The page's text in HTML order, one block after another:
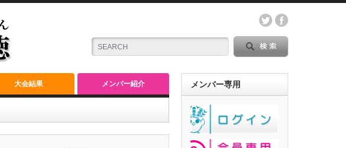
大会結果 メンバー紹介 メンバー専用